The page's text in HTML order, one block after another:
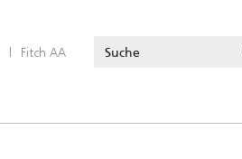
| Fitch AA